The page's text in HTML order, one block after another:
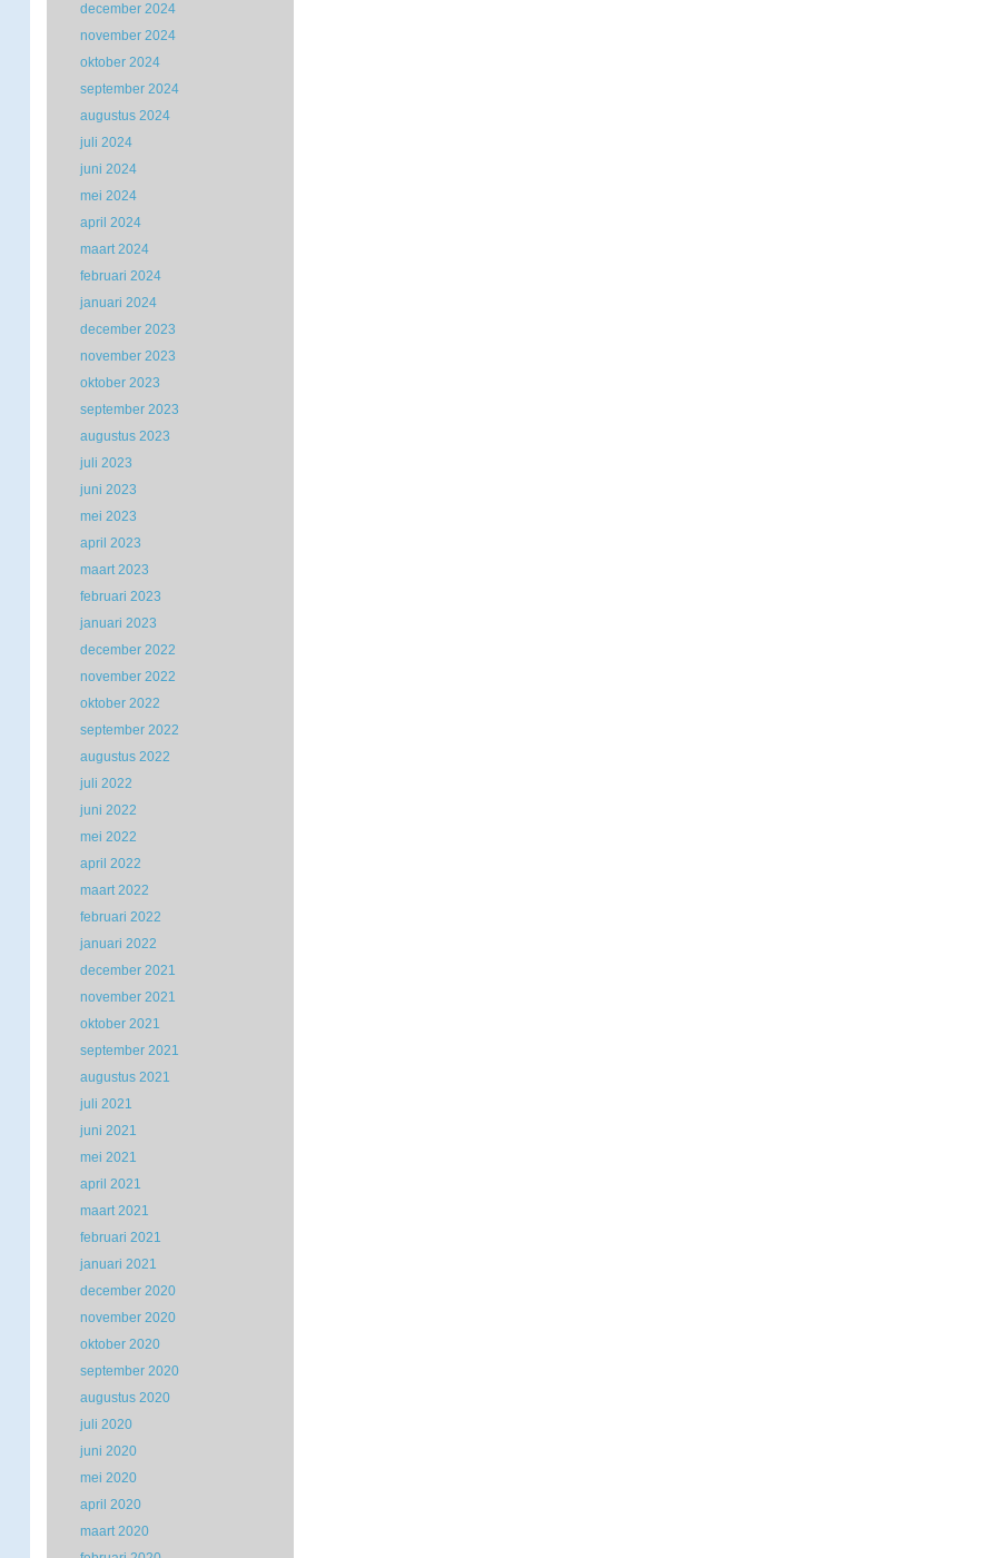
december 2024
november 2024
oktober 2024
september 2024
augustus 2024
juli 2024
juni 2024
mei 2024
april 2024
maart 2024
februari 2024
januari 2024
december 2023
november 2023
oktober 2023
september 2023
augustus 2023
juli 2023
juni 2023
mei 2023
april 2023
maart 2023
februari 2023
januari 2023
december 2022
november 2022
oktober 2022
september 2022
augustus 2022
juli 2022
juni 2022
mei 2022
april 2022
maart 2022
februari 2022
januari 2022
december 2021
november 2021
oktober 2021
september 2021
augustus 2021
juli 2021
juni 2021
mei 2021
april 2021
maart 2021
februari 2021
januari 2021
december 2020
november 2020
oktober 2020
september 2020
augustus 2020
juli 2020
juni 2020
mei 2020
april 2020
maart 2020